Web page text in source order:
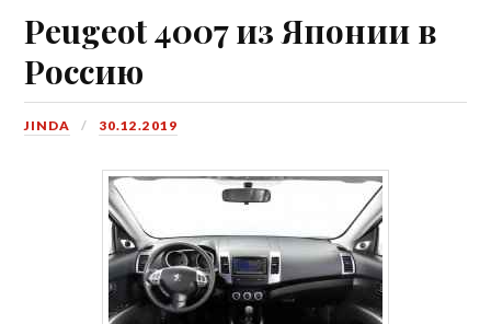
Peugeot 4007 из Японии в
Россию
JINDA 30.12.2019